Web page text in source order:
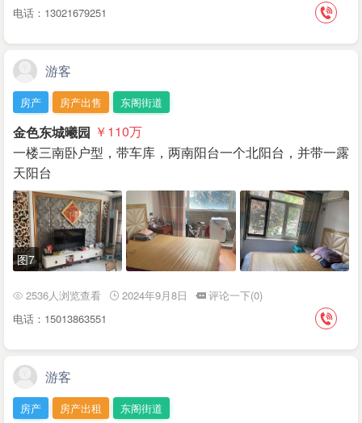
电话：13021679251
游客
房产 房产出售 东阁街道
金色东城曦园 ￥110万
一楼三南卧户型，带车库，两南阳台一个北阳台，并带一露
天阳台
图7
2536人浏览查看 2024年9月8日
评论一下(0)
电话：15013863551
游客
房产 房产出租 东阁街道